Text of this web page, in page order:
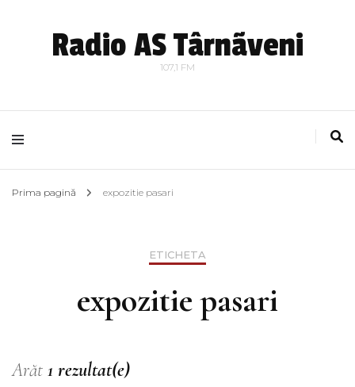
Radio AS Târnãveni
107,1 FM
Prima pagină expozitie pasari
ETICHETA
expozitie pasari
Arăt 1 rezultat(e)